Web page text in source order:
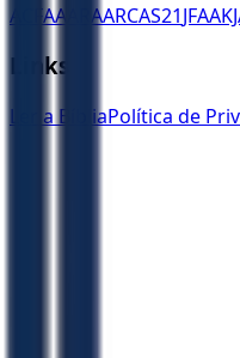
ACFAA ARAARCAS21JFAA
Links
Ler a BíbliaPolítica de